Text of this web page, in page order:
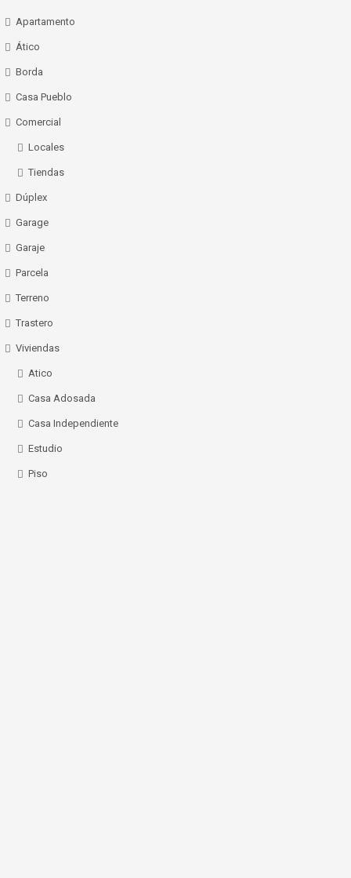
Apartamento
Ático
Borda
Casa Pueblo
Comercial
Locales
Tiendas
Dúplex
Garage
Garaje
Parcela
Terreno
Trastero
Viviendas
Atico
Casa Adosada
Casa Independiente
Estudio
Piso